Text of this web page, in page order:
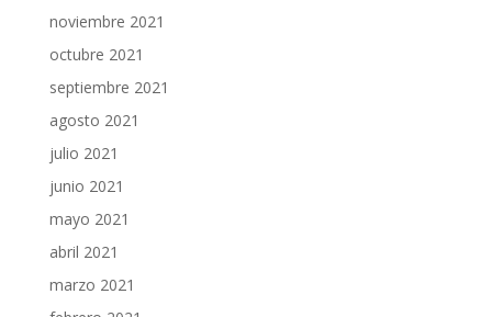
noviembre 2021
octubre 2021
septiembre 2021
agosto 2021
julio 2021
junio 2021
mayo 2021
abril 2021
marzo 2021